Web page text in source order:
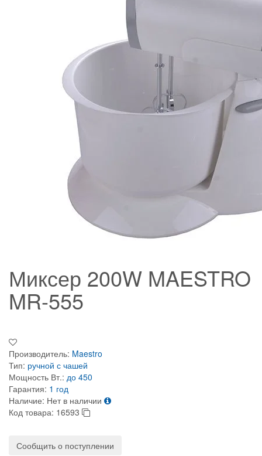
Миксер 200W MAESTRO
MR-555
Производитель: Maestro
Тип: ручной с чашей
Мощность Вт.: до 450
Гарантия: 1 год
Наличие: Нет в наличии
Код товара: 16593
Сообщить о поступлении